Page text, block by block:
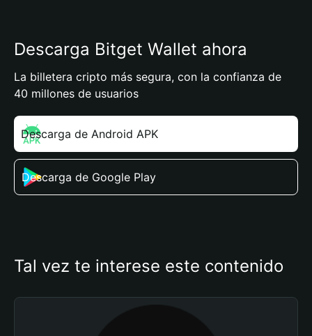
Descarga Bitget Wallet ahora
La billetera cripto más segura, con la confianza de
40 millones de usuarios
Descarga de Android APK
Descarga de Google Play
Tal vez te interese este contenido